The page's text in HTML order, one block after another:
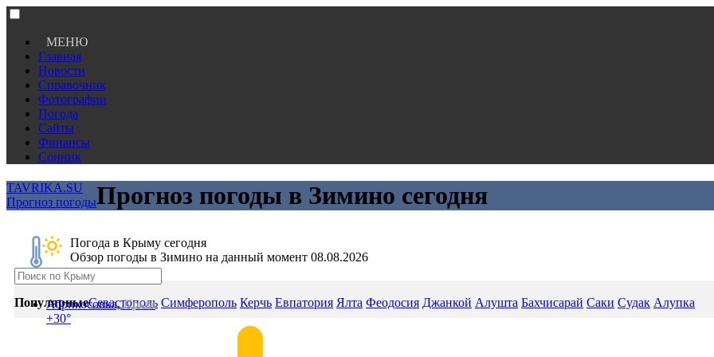
МЕНЮ
Главная
Новости
Справочник
Фотографии
Погода
Сайты
Финансы
Сонник
TAVRIKA.SU
Прогноз погодыПрогноз погоды в Зимино сегодня
Погода в Крыму сегодня
Обзор погоды в Зимино на данный момент 08.08.2026
Абрикосовка,Крым
+30°
ПопулярныеСевастополь Симферополь Керчь Евпатория Ялта Феодосия Джанкой Алушта Бахчисарай Саки Судак Алупка